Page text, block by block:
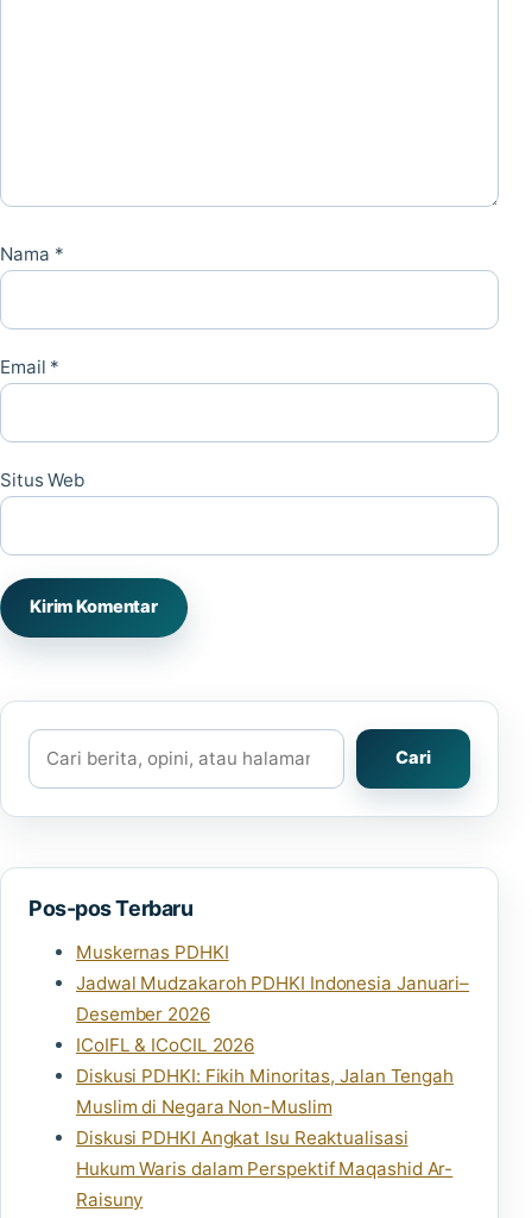
Nama *
Email *
Situs Web
Cari
Cari
Pos-pos Terbaru
Muskernas PDHKI
Jadwal Mudzakaroh PDHKI Indonesia Januari–
Desember 2026
ICoIFL & ICoCIL 2026
Diskusi PDHKI: Fikih Minoritas, Jalan Tengah
Muslim di Negara Non-Muslim
Diskusi PDHKI Angkat Isu Reaktualisasi
Hukum Waris dalam Perspektif Maqashid Ar-
Raisuny